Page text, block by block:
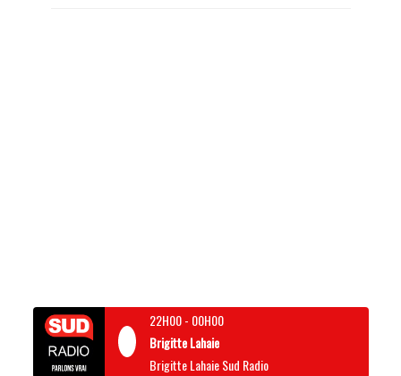
22H00- 00H00
Brigitte Lahaie
Brigitte Lahaie Sud Radio